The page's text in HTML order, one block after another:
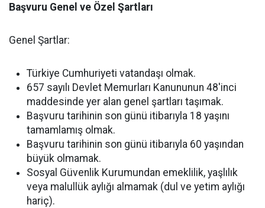
Başvuru Genel ve Özel Şartları
Genel Şartlar:
Türkiye Cumhuriyeti vatandaşı olmak.
657 sayılı Devlet Memurları Kanununun 48'inci
maddesinde yer alan genel şartları taşımak.
Başvuru tarihinin son günü itibarıyla 18 yaşını
tamamlamış olmak.
Başvuru tarihinin son günü itibarıyla 60 yaşından
büyük olmamak.
Sosyal Güvenlik Kurumundan emeklilik, yaşlılık
veya malullük aylığı almamak (dul ve yetim aylığı
hariç).